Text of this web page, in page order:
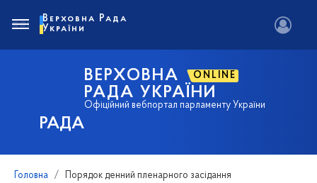
РАДА
ВЕРХОВНА ONLINE
РАДА УКРАЇНИ
Офіційний вебпортал парламенту України
Верховна Рада
України
Головна Порядок денний пленарного засідання